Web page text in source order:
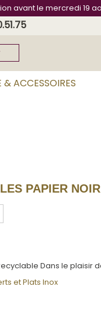
avant le mercredi 19
& ACCESSOIRES
PAPIER
Dans le
et Plats Inox